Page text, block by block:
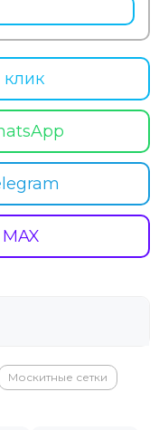
клик
Москитные сетки